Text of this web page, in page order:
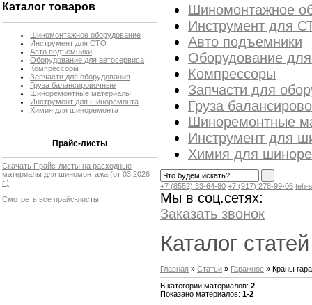
Каталог товаров
Шиномонтажное оборудование
Инструмент для СТО
Авто подъемники
Оборудование для автосервиса
Компрессоры
Запчасти для оборудования
Груза балансировочные
Шиноремонтные материалы
Инструмент для шиноремонта
Химия для шиноремонта
Прайс-листы
Скачать Прайс-листы на расходные
материалы для шиномонтажа (от 03.2026
г.)
Смотреть все прайс-листы
Шиномонтажное
Инструмент для
Авто подъемники
Оборудование
Компрессоры
Запчасти для
Груза
Шиноремонтные
Инструмент для
Химия для
+7 (8552) 33-64-80 +7 (917) 278-99-06 teh-
Мы в соц.сетях:
Заказать звонок
Каталог статей
Главная » Статьи » Гаражное » Краны
В категории материалов: 2
Показано материалов: 1-2